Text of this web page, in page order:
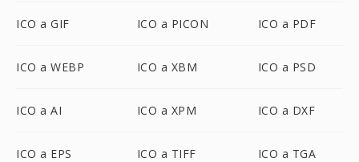
ICO a GIF ICO a PICON ICO a PDF
ICO a WEBP ICO a XBM ICO a PSD
ICO a AI ICO a XPM ICO a DXF
ICO a EPS ICO a TIFF ICO a TGA